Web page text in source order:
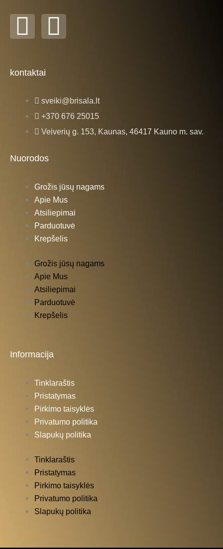
F
c
e
b
o
k
-
I
t
a
a
m
kontaktai
sveiki@brisala.lt
+370 676 25015
Veiverių g. 153, Kaunas, 46417 Kauno m. sav.
Nuorodos
Grožis jūsų nagams
Apie Mus
Atsiliepimai
Parduotuvė
Krepšelis
Grožis jūsų nagams
Apie Mus
Atsiliepimai
Parduotuvė
Krepšelis
Informacija
Tinklaraštis
Pristatymas
Pirkimo taisyklės
Privatumo politika
Slapukų politika
Tinklaraštis
Pristatymas
Pirkimo taisyklės
Privatumo politika
Slapukų politika